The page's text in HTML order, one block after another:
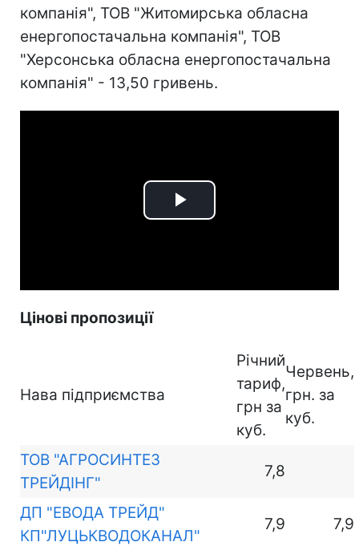
компанія", ТОВ "Житомирська обласна
енергопостачальна компанія", ТОВ
"Херсонська обласна енергопостачальна
компанія" - 13,50 гривень.
Play
Цінові пропозиції
Нава підприємства
Річний
тариф,
грн за
куб.
Червень,
грн. за
куб.
ТОВ "АГРОСИНТЕЗ
ТРЕЙДІНГ"
7,8
ДП "ЕВОДА ТРЕЙД"
КП"ЛУЦЬКВОДОКАНАЛ"
7,9 7,9